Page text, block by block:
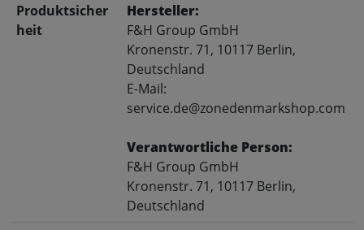
Produktsicher
heit
Hersteller:
F&H Group GmbH
Kronenstr. 71, 10117 Berlin,
Deutschland
E-Mail:
service.de@zonedenmarkshop.com
Verantwortliche Person:
F&H Group GmbH
Kronenstr. 71, 10117 Berlin,
Deutschland